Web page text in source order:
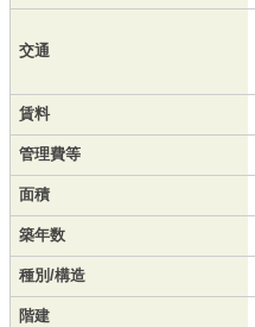
交通
賃料
管理費等
面積
築年数
種別/構造
階建